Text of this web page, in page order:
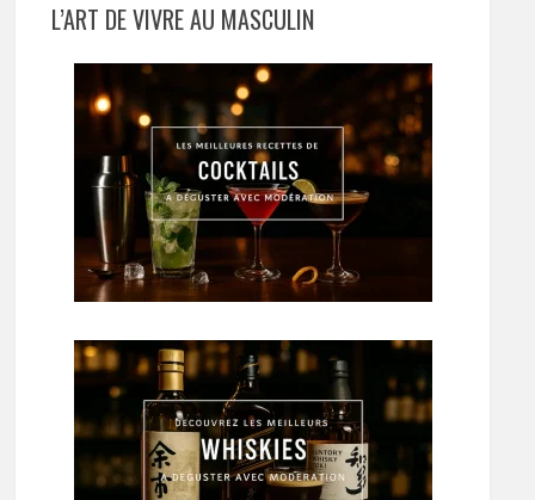
L’ART DE VIVRE AU MASCULIN